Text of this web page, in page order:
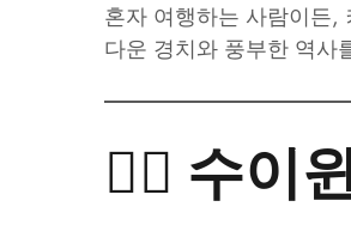
혼자 여행하는 사람이든,
다운 경치와 풍부한 역사
🚶‍♀️ 수이